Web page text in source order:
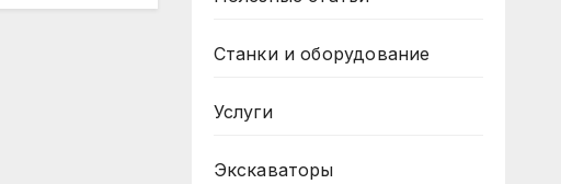
Станки и оборудование
Услуги
Экскаваторы